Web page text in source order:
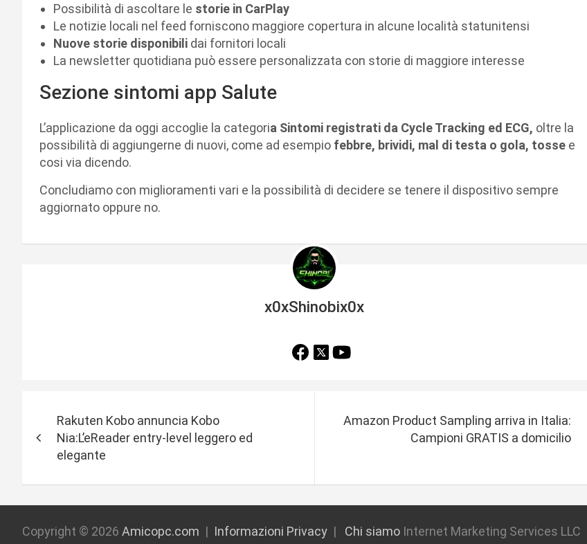
Possibilità di ascoltare le storie in CarPlay
Le notizie locali nel feed forniscono maggiore copertura in alcune località statunitensi
Nuove storie disponibili dai fornitori locali
La newsletter quotidiana può essere personalizzata con storie di maggiore interesse
Sezione sintomi app Salute
L’applicazione da oggi accoglie la categoria Sintomi registrati da Cycle Tracking ed ECG, oltre la
possibilità di aggiungerne di nuovi, come ad esempio febbre, brividi, mal di testa o gola, tosse e
cosi via dicendo.
Concludiamo con miglioramenti vari e la possibilità di decidere se tenere il dispositivo sempre
aggiornato oppure no.
x0xShinobix0x
i
Rakuten Kobo annuncia Kobo
Nia:L’eReader entry-level leggero ed
elegante
Amazon Product Sampling arriva in Italia:
Campioni GRATIS a domicilio
Copyright © 2026 Amicopc.com Informazioni Privacy Chi siamo Internet Marketing Services LLC